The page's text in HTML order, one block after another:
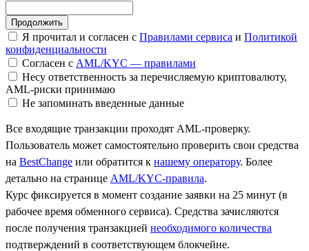
Я прочитал и согласен с Правилами сервиса и Политикой
конфиденциальности
Согласен с AML/KYC — правилами
Несу ответственность за перечисляемую криптовалюту,
AML-риски принимаю
Не запоминать введенные данные
Все входящие транзакции проходят AML-проверку.
Пользователь может самостоятельно проверить свои средства
на BestChange или обратится к нашему оператору. Более
детально на странице AML/KYC-правила.
Курс фиксируется в момент создание заявки на 25 минут (в
рабочее время обменного сервиса). Средства зачисляются
после получения транзакцией необходимого количества
подтверждений в соответствующем блокчейне.